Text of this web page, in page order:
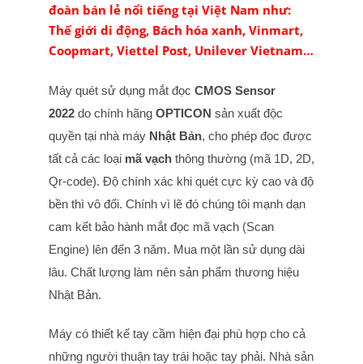
đoàn bán lẻ nổi tiếng tại Việt Nam như:
Thế giới di động, Bách hóa xanh, Vinmart,
Coopmart, Viettel Post, Unilever Vietnam…
Máy quét sử dụng mắt đọc CMOS Sensor
2022do chính hãng OPTICON sản xuất độc
quyền tại nhà máy Nhật Bản, cho phép đọc được
tất cả các loại mã vạchthông thường (mã 1D, 2D,
Qr-code). Độ chính xác khi quét cực kỳ cao và độ
bền thì vô đối. Chính vì lẽ đó chúng tôi mạnh dạn
cam kết bảo hành mắt đọc mã vạch (Scan
Engine) lên đến 3 năm. Mua một lần sử dụng dài
lâu. Chất lượng làm nên sản phẩm thương hiệu
Nhật Bản.
Máy có thiết kế tay cầm hiện đại phù hợp cho cả
những người thuận tay trái hoặc tay phải. Nhà sản